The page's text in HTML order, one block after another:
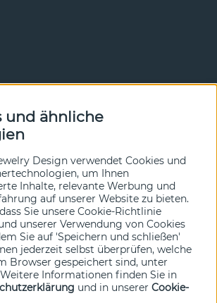
erfahren Sie vor allen anderen
Ja bitte!
und ähnliche
Design verwendet Cookies und
um Ihnen
Inhalte, relevante Werbung und
auf unserer Website zu bieten.
Sie unsere Cookie-Richtlinie
unserer Verwendung von Cookies
Sie auf 'Speichern und schließen'
jederzeit selbst überprüfen, welche
Browser gespeichert sind, unter
Informationen finden Sie in
und in unserer Cookie-